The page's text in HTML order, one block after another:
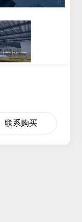
联系购买